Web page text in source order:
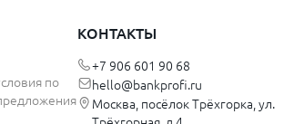
по
КОНТАКТЫ
+7 906 601 90 68
hello@bankprofi.ru
Москва, посёлок Трёхгорка, ул.